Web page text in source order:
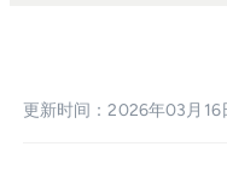
更新时间：2026年03月16